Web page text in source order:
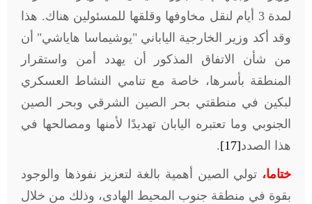
لمدة 3 أيام لنقل مخاوفها وقلقها للمسئولين هناك. هذا
وقد أكد وزير الخارجية الياباني "يوشيماسا هاياشي" أن
من شأن الاتفاق المذكور أن يهدد أمن واستقرار
المنطقة بأسرها، خاصة مع تنامي النشاط العسكري
لبكين في منطقتي بحر الصين الشرقي وبحر الصين
الجنوبي وما تعتبره اليابان تهديدًا لأمنها ومصالحها في
هذا الصدد[17]
.
ختاما، تولي الصين أهمية بالغة لتعزيز نفوذها والوجود
بقوة في منطقة جنوب المحيط الهادى، وذلك من خلال